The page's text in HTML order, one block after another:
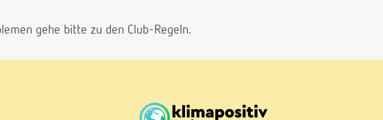
gehe bitte zu den Club-Regeln.